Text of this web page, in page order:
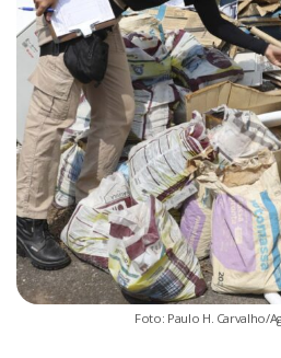
Foto: Paulo H. Carvalho/